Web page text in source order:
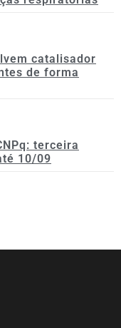
catalisador
de forma
terceira
10/09